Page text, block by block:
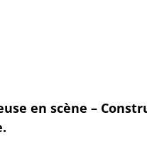
en scène –